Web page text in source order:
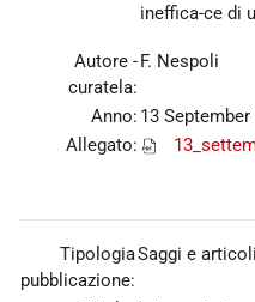
ineffica-ce di
Autore -
curatela:
F. Nespoli
Anno: 13 September
Allegato:
Tipologia
pubblicazione:
Saggi e